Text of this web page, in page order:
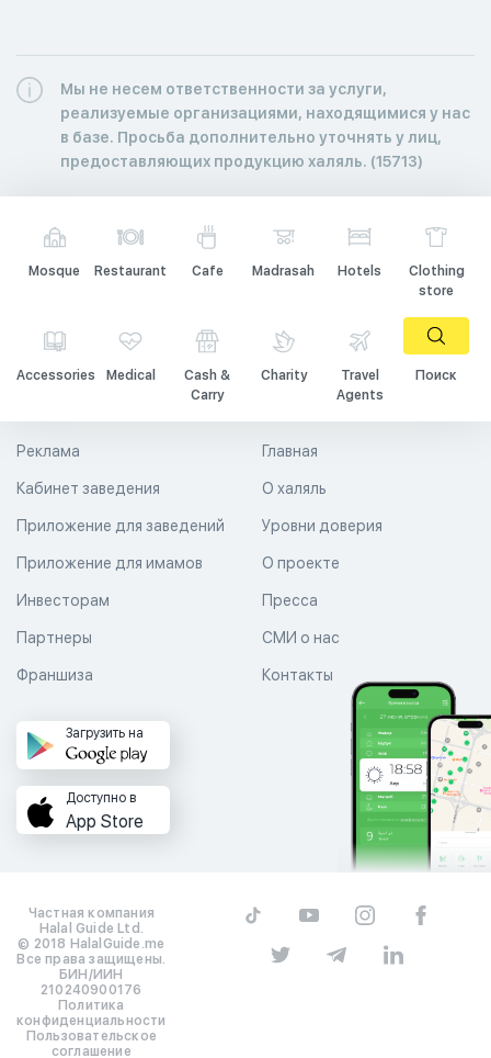
Мы не несем ответственности за услуги,
реализуемые организациями, находящимися у нас
в базе. Просьба дополнительно уточнять у лиц,
предоставляющих продукцию халяль. (15713)
Mosque Restaurant Cafe Madrasah Hotels
Clothing
store
Accessories Medical
Cash &
Carry
Charity
Travel
Agents
Поиск
Главная
О халяль
Уровни доверия
Реклама
Кабинет заведения
Приложение для заведений
Приложение для имамов О проекте
Пресса
СМИ о нас
Контакты
Инвесторам
Партнеры
Франшиза
Загрузить на
Доступно в
App Store
Частная компания
Halal Guide Ltd.
© 2018 HalalGuide.me
Все права защищены.
БИН/ИИН
210240900176
Политика
конфиденциальности
Пользовательское
соглашение